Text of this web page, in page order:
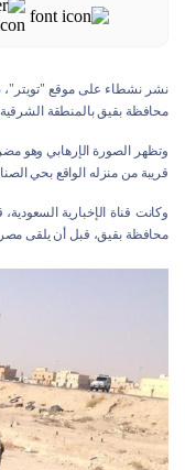
نشر نشطاء على موقع "تويتر"،
محافظة بقيق بالمنطقة
وتظهر الصورة الإرهابي وهو
قريبة من منزله الواقع بحي
وكانت قناة الإخبارية
محافظة بقيق، قبل أن يلقى